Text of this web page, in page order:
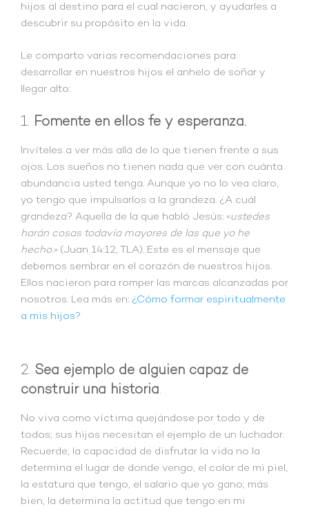
hijos al destino para el cual nacieron, y ayudarles a
descubrir su propósito en la vida.
Le comparto varias recomendaciones para
desarrollar en nuestros hijos el anhelo de soñar y
llegar alto:
1. Fomente en ellos fe y esperanza.
Invíteles a ver más allá de lo que tienen frente a sus
ojos. Los sueños no tienen nada que ver con cuánta
abundancia usted tenga. Aunque yo no lo vea claro,
yo tengo que impulsarlos a la grandeza. ¿A cuál
grandeza? Aquella de la que habló Jesús: «ustedes
harán cosas todavía mayores de las que yo he
hecho.» (Juan 14:12, TLA). Este es el mensaje que
debemos sembrar en el corazón de nuestros hijos.
Ellos nacieron para romper las marcas alcanzadas por
nosotros. Lea más en: ¿Cómo formar espiritualmente
a mis hijos?
2. Sea ejemplo de alguien capaz de
construir una historia.
No viva como víctima quejándose por todo y de
todos; sus hijos necesitan el ejemplo de un luchador.
Recuerde, la capacidad de disfrutar la vida no la
determina el lugar de donde vengo, el color de mi piel,
la estatura que tengo, el salario que yo gano; más
bien, la determina la actitud que tengo en mi